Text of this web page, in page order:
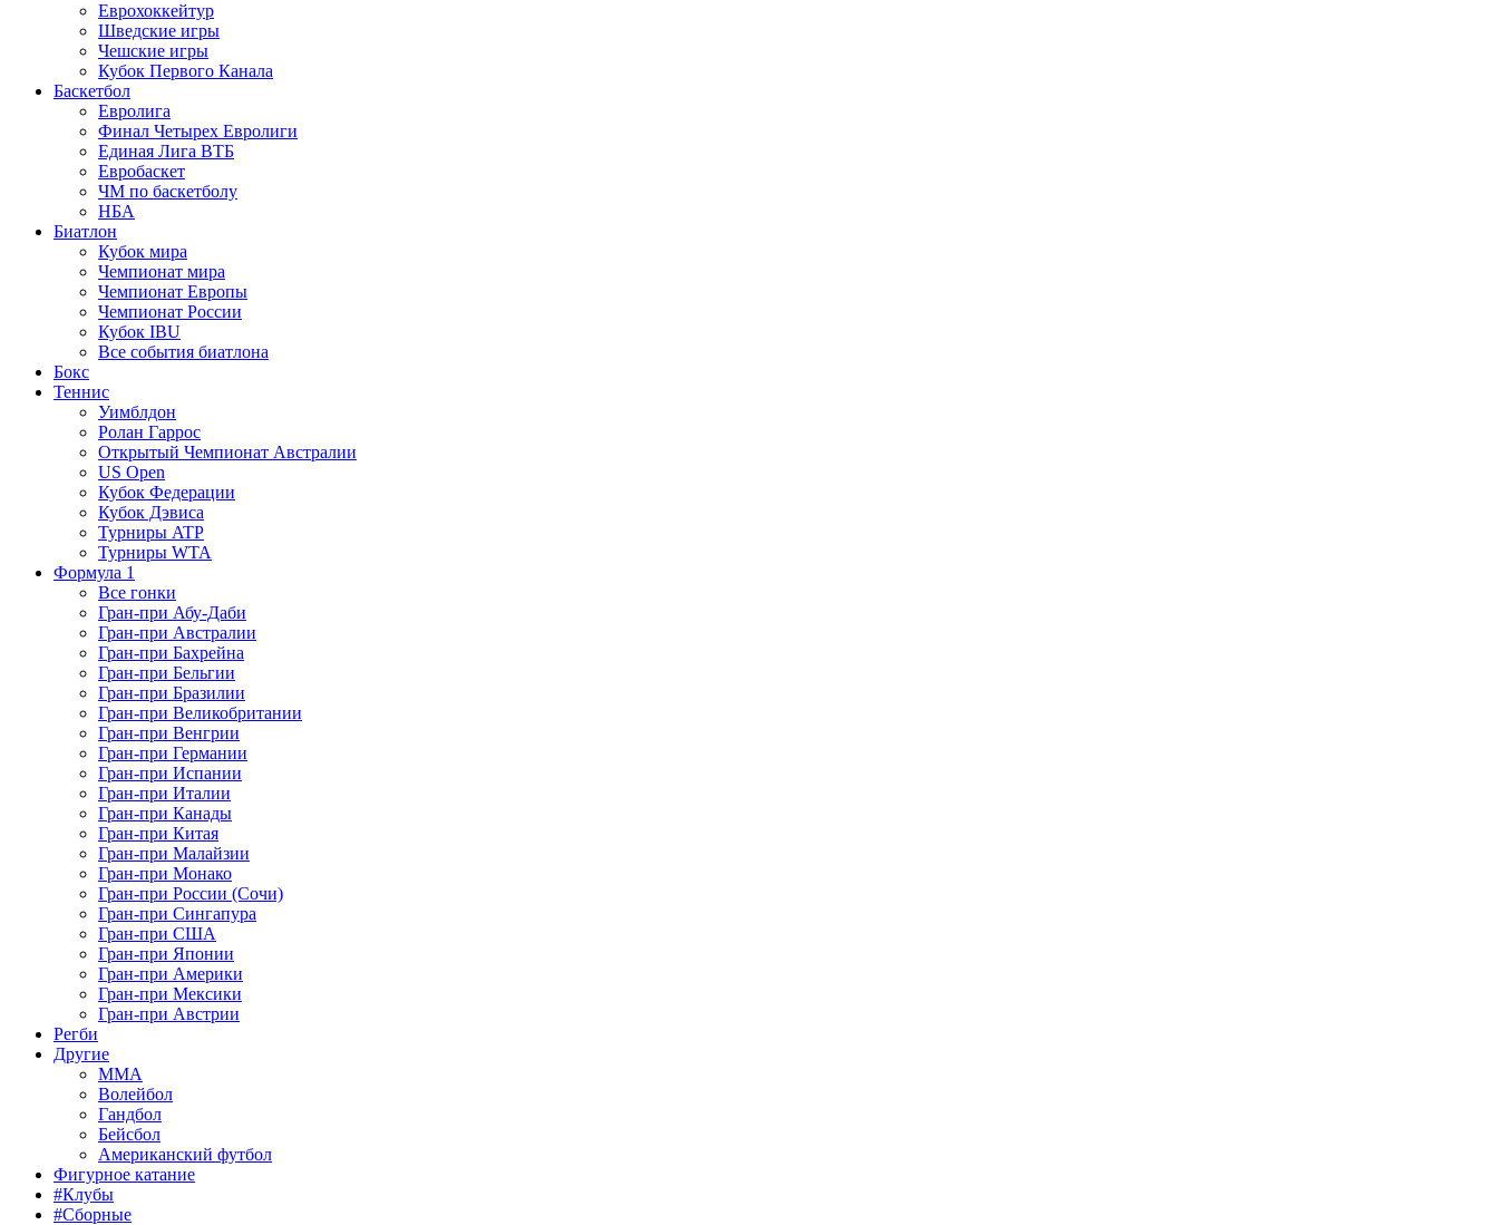
Еврохоккейтур
Шведские игры
Чешские игры
Кубок Первого Канала
Баскетбол
Евролига
Финал Четырех Евролиги
Единая Лига ВТБ
Евробаскет
ЧМ по баскетболу
НБА
Биатлон
Кубок мира
Чемпионат мира
Чемпионат Европы
Чемпионат России
Кубок IBU
Все события биатлона
Бокс
Теннис
Уимблдон
Ролан Гаррос
Открытый Чемпионат Австралии
US Open
Кубок Федерации
Кубок Дэвиса
Турниры ATP
Турниры WTA
Формула 1
Все гонки
Гран-при Абу-Даби
Гран-при Австралии
Гран-при Бахрейна
Гран-при Бельгии
Гран-при Бразилии
Гран-при Великобритании
Гран-при Венгрии
Гран-при Германии
Гран-при Испании
Гран-при Италии
Гран-при Канады
Гран-при Китая
Гран-при Малайзии
Гран-при Монако
Гран-при России (Сочи)
Гран-при Сингапура
Гран-при США
Гран-при Японии
Гран-при Америки
Гран-при Мексики
Гран-при Австрии
Регби
Другие
MMA
Волейбол
Гандбол
Бейсбол
Американский футбол
Фигурное катание
#Клубы
#Сборные